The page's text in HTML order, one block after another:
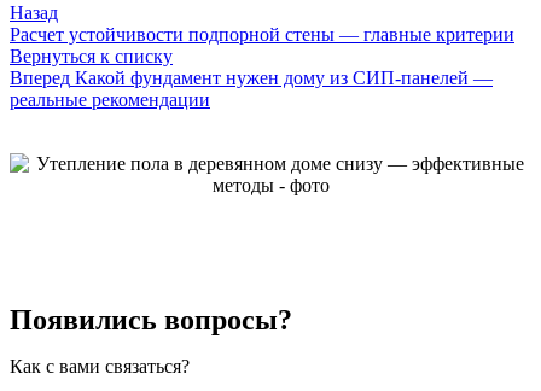
Назад
Расчет устойчивости подпорной стены — главные критерии
Вернуться к списку
Вперед Какой фундамент нужен дому из СИП-панелей —
реальные рекомендации
Появились вопросы?
Как с вами связаться?